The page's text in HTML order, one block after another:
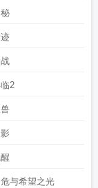
2
与希望之光